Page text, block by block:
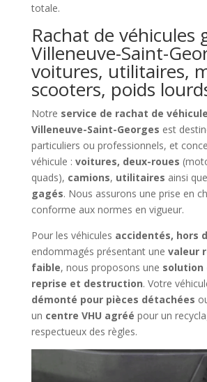
totale.
Rachat de véhicules
Villeneuve-Saint-
voitures, utilitaires,
scooters, poids
Notre service de rachat de
Villeneuve-Saint-Georges est
particuliers ou professionnels, et
véhicule : voitures, deux-roues
quads), camions, utilitaires ainsi que
gagés. Nous assurons une prise en
conforme aux normes en vigueur.
Pour les véhicules accidentés, hors
endommagés présentant une valeur
faible, nous proposons une solution
reprise et destruction. Votre
démonté pour pièces détachées
un centre VHU agréé pour un
respectueux des règles.